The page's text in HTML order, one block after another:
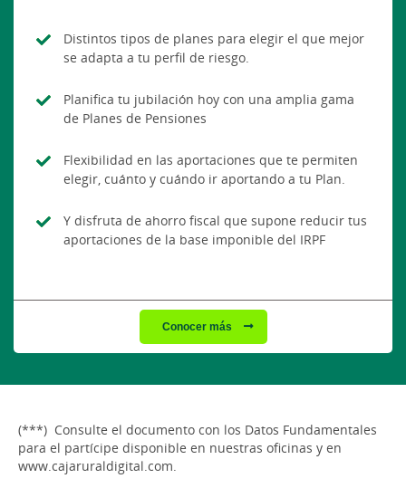
Distintos tipos de planes para elegir el que mejor
se adapta a tu perfil de riesgo.
Planifica tu jubilación hoy con una amplia gama
de Planes de Pensiones
Flexibilidad en las aportaciones que te permiten
elegir, cuánto y cuándo ir aportando a tu Plan.
Y disfruta de ahorro fiscal que supone reducir tus
aportaciones de la base imponible del IRPF
Conocer más
(***) Consulte el documento con los Datos Fundamentales
para el partícipe disponible en nuestras oficinas y en
www.cajaruraldigital.com.